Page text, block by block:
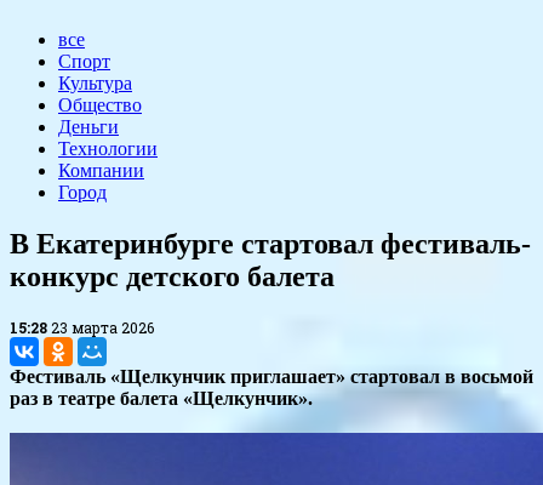
все
Спорт
Культура
Общество
Деньги
Технологии
Компании
Город
​В Екатеринбурге стартовал фестиваль-
конкурс детского балета
15:2823 марта 2026
Фестиваль «Щелкунчик приглашает» стартовал в восьмой
раз в театре балета «Щелкунчик».